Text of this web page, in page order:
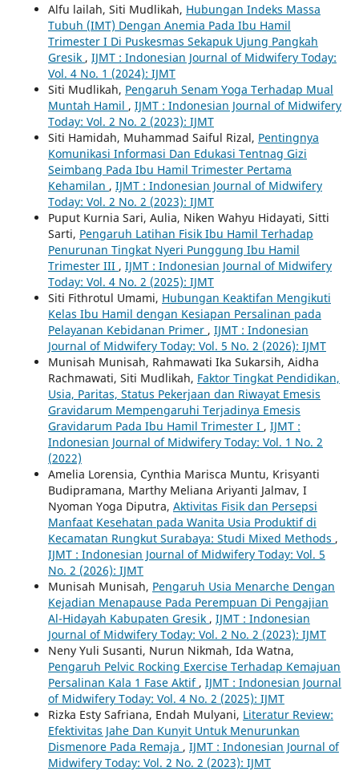
Alfu lailah, Siti Mudlikah, Hubungan Indeks Massa
Tubuh (IMT) Dengan Anemia Pada Ibu Hamil
Trimester I Di Puskesmas Sekapuk Ujung Pangkah
Gresik , IJMT : Indonesian Journal of Midwifery Today:
Vol. 4 No. 1 (2024): IJMT
Siti Mudlikah, Pengaruh Senam Yoga Terhadap Mual
Muntah Hamil , IJMT : Indonesian Journal of Midwifery
Today: Vol. 2 No. 2 (2023): IJMT
Siti Hamidah, Muhammad Saiful Rizal, Pentingnya
Komunikasi Informasi Dan Edukasi Tentnag Gizi
Seimbang Pada Ibu Hamil Trimester Pertama
Kehamilan , IJMT : Indonesian Journal of Midwifery
Today: Vol. 2 No. 2 (2023): IJMT
Puput Kurnia Sari, Aulia, Niken Wahyu Hidayati, Sitti
Sarti, Pengaruh Latihan Fisik Ibu Hamil Terhadap
Penurunan Tingkat Nyeri Punggung Ibu Hamil
Trimester III , IJMT : Indonesian Journal of Midwifery
Today: Vol. 4 No. 2 (2025): IJMT
Siti Fithrotul Umami, Hubungan Keaktifan Mengikuti
Kelas Ibu Hamil dengan Kesiapan Persalinan pada
Pelayanan Kebidanan Primer , IJMT : Indonesian
Journal of Midwifery Today: Vol. 5 No. 2 (2026): IJMT
Munisah Munisah, Rahmawati Ika Sukarsih, Aidha
Rachmawati, Siti Mudlikah, Faktor Tingkat Pendidikan,
Usia, Paritas, Status Pekerjaan dan Riwayat Emesis
Gravidarum Mempengaruhi Terjadinya Emesis
Gravidarum Pada Ibu Hamil Trimester I , IJMT :
Indonesian Journal of Midwifery Today: Vol. 1 No. 2
(2022)
Amelia Lorensia, Cynthia Marisca Muntu, Krisyanti
Budipramana, Marthy Meliana Ariyanti Jalmav, I
Nyoman Yoga Diputra, Aktivitas Fisik dan Persepsi
Manfaat Kesehatan pada Wanita Usia Produktif di
Kecamatan Rungkut Surabaya: Studi Mixed Methods ,
IJMT : Indonesian Journal of Midwifery Today: Vol. 5
No. 2 (2026): IJMT
Munisah Munisah, Pengaruh Usia Menarche Dengan
Kejadian Menapause Pada Perempuan Di Pengajian
Al-Hidayah Kabupaten Gresik , IJMT : Indonesian
Journal of Midwifery Today: Vol. 2 No. 2 (2023): IJMT
Neny Yuli Susanti, Nurun Nikmah, Ida Watna,
Pengaruh Pelvic Rocking Exercise Terhadap Kemajuan
Persalinan Kala 1 Fase Aktif , IJMT : Indonesian Journal
of Midwifery Today: Vol. 4 No. 2 (2025): IJMT
Rizka Esty Safriana, Endah Mulyani, Literatur Review:
Efektivitas Jahe Dan Kunyit Untuk Menurunkan
Dismenore Pada Remaja , IJMT : Indonesian Journal of
Midwifery Today: Vol. 2 No. 2 (2023): IJMT